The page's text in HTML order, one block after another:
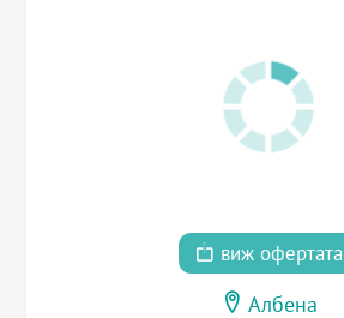
виж офертата
Албена